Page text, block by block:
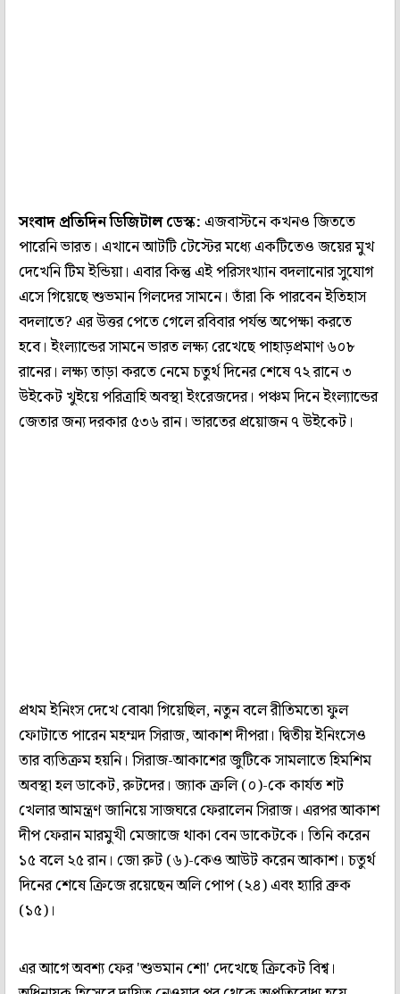
সংবাদ প্রতিদিন ডিজিটাল ডেস্ক:এজবাস্টনে কখনও জিততে
পারেনি ভারত। এখানে আটটি টেস্টের মধ্যে একটিতেও জয়ের মুখ
দেখেনি টিম ইন্ডিয়া। এবার কিন্তু এই পরিসংখ্যান বদলানোর সুযোগ
এসে গিয়েছে শুভমান গিলদের সামনে। তাঁরা কি পারবেন ইতিহাস
বদলাতে? এর উত্তর পেতে গেলে রবিবার পর্যন্ত অপেক্ষা করতে
হবে। ইংল্যান্ডের সামনে ভারত লক্ষ্য রেখেছে পাহাড়প্রমাণ ৬০৮
রানের। লক্ষ্য তাড়া করতে নেমে চতুর্থ দিনের শেষে ৭২ রানে ৩
উইকেট খুইয়ে পরিত্রাহি অবস্থা ইংরেজদের। পঞ্চম দিনে ইংল্যান্ডের
জেতার জন্য দরকার ৫৩৬ রান। ভারতের প্রয়োজন ৭ উইকেট।
প্রথম ইনিংস দেখে বোঝা গিয়েছিল, নতুন বলে রীতিমতো ফুল
ফোটাতে পারেন মহম্মদ সিরাজ, আকাশ দীপরা। দ্বিতীয় ইনিংসেও
তার ব্যতিক্রম হয়নি। সিরাজ-আকাশের জুটিকে সামলাতে হিমশিম
অবস্থা হল ডাকেট, রুটদের। জ্যাক ক্রলি (০)-কে কার্যত শট
খেলার আমন্ত্রণ জানিয়ে সাজঘরে ফেরালেন সিরাজ। এরপর আকাশ
দীপ ফেরান মারমুখী মেজাজে থাকা বেন ডাকেটকে। তিনি করেন
১৫ বলে ২৫ রান। জো রুট (৬)-কেও আউট করেন আকাশ। চতুর্থ
দিনের শেষে ক্রিজে রয়েছেন অলি পোপ (২৪) এবং হ্যারি ব্রুক
(১৫)।
এর আগে অবশ্য ফের 'শুভমান শো' দেখেছে ক্রিকেট বিশ্ব।